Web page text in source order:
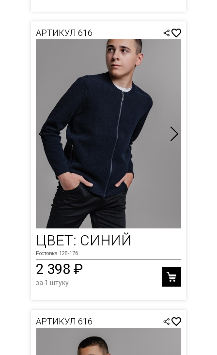
АРТИКУЛ 616
ЦВЕТ: СИНИЙ
Ростовка 128-176
2 398 ₽
за 1 штуку
АРТИКУЛ 616